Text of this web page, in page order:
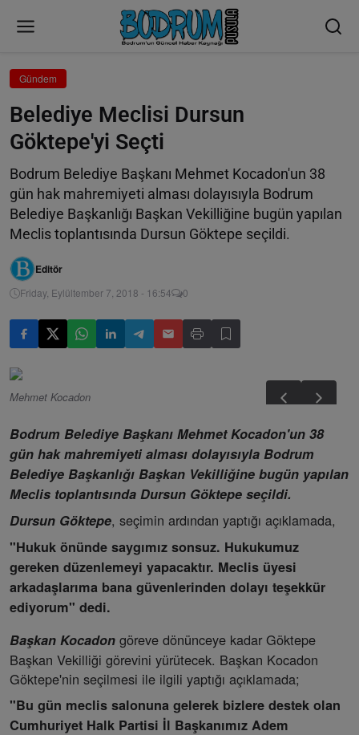
Gündem
Belediye Meclisi Dursun
Göktepe'yi Seçti
Bodrum Belediye Başkanı Mehmet Kocadon'un 38
gün hak mahremiyeti alması dolayısıyla Bodrum
Belediye Başkanlığı Başkan Vekilliğine bugün yapılan
Meclis toplantısında Dursun Göktepe seçildi.
Editör
Friday, Eylültember 7, 2018 - 16:54 0
Mehmet Kocadon
Bodrum Belediye Başkanı Mehmet Kocadon'un 38
gün hak mahremiyeti alması dolayısıyla Bodrum
Belediye Başkanlığı Başkan Vekilliğine bugün yapılan
Meclis toplantısında Dursun Göktepe seçildi.
Dursun Göktepe, seçimin ardından yaptığı açıklamada,
"Hukuk önünde saygımız sonsuz. Hukukumuz
gereken düzenlemeyi yapacaktır. Meclis üyesi
arkadaşlarıma bana güvenlerinden dolayı teşekkür
ediyorum" dedi.
Başkan Kocadon göreve dönünceye kadar Göktepe
Başkan Vekilliği görevini yürütecek. Başkan Kocadon
Göktepe'nin seçilmesi ile ilgili yaptığı açıklamada;
"Bu gün meclis salonuna gelerek bizlere destek olan
Cumhuriyet Halk Partisi İl Başkanımız Adem